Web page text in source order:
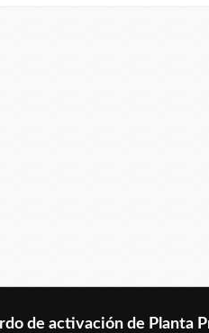
de activación de Planta